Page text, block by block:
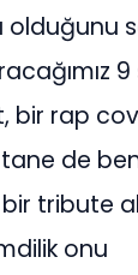
bir rap
tane de
tribute
onu